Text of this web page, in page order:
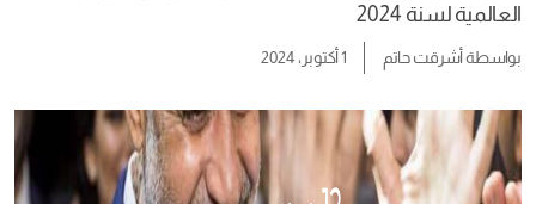
العالمية لسنة 2024
بواسطةأشرقت حاتم 1 أكتوبر، 2024